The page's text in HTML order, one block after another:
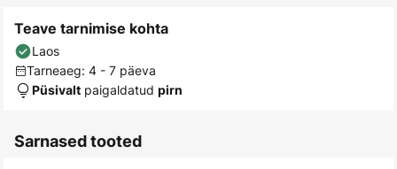
Teave tarnimise kohta
Laos
Tarneaeg: 4 - 7 päeva
Püsivalt paigaldatud pirn
Sarnased tooted